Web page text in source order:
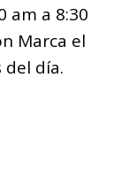
am a 8:30
Marca el
del día.